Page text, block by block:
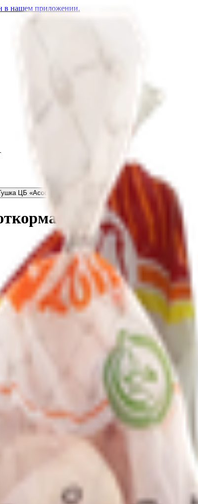
в нашем приложении.
ЦБ «Асобина» замороженная 1с
1 сорт
в пакете.
р-н, Рубежевичский с/с, д.Заречье, ул. Вкусная,